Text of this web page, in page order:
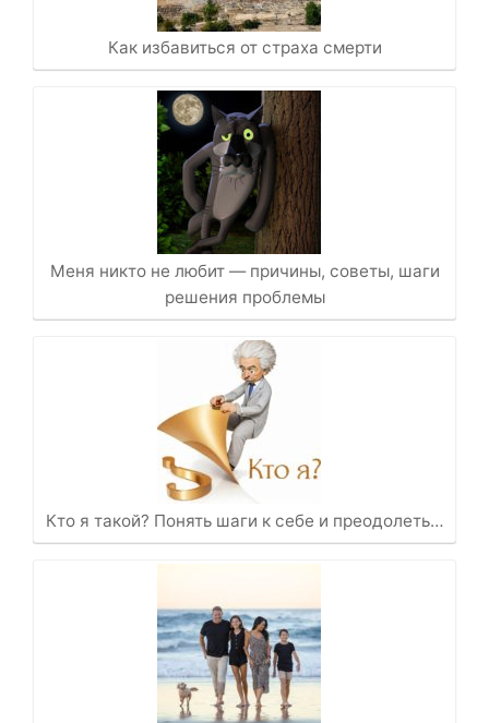
Как избавиться от страха смерти
Меня никто не любит — причины, советы, шаги
решения проблемы
Кто я такой? Понять шаги к себе и преодолеть…